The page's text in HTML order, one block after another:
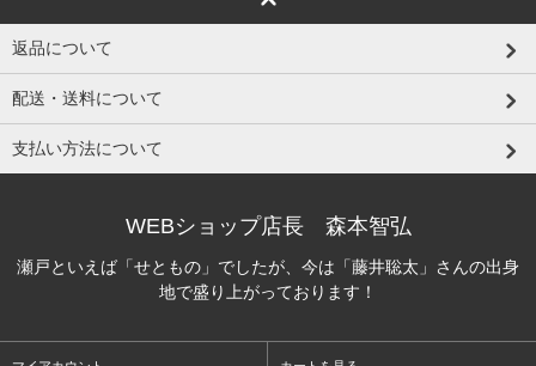
返品について
配送・送料について
支払い方法について
WEBショップ店長 森本智弘
瀬戸といえば「せともの」でしたが、今は「藤井聡太」さんの出身
地で盛り上がっております！